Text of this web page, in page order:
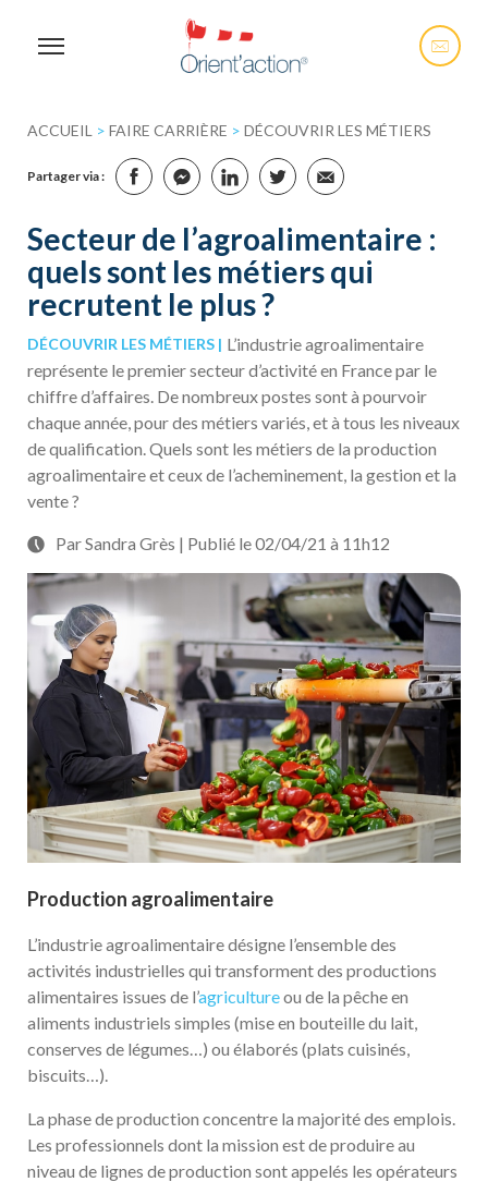
ACCUEIL > FAIRE CARRIÈRE > DÉCOUVRIR LES MÉTIERS
Partager via :
Secteur de l’agroalimentaire :
quels sont les métiers qui
recrutent le plus ?
DÉCOUVRIR LES MÉTIERS
L’industrie agroalimentaire
représente le premier secteur d’activité en France par le
chiffre d’affaires. De nombreux postes sont à pourvoir
chaque année, pour des métiers variés, et à tous les niveaux
de qualification. Quels sont les métiers de la production
agroalimentaire et ceux de l’acheminement, la gestion et la
vente ?
Par Sandra Grès | Publié le 02/04/21 à 11h12
Production agroalimentaire
L’industrie agroalimentaire désigne l’ensemble des
activités industrielles qui transforment des productions
alimentaires issues de l’agricultureou de la pêche en
aliments industriels simples (mise en bouteille du lait,
conserves de légumes…) ou élaborés (plats cuisinés,
biscuits…).
La phase de production concentre la majorité des emplois.
Les professionnels dont la mission est de produire au
niveau de lignes de production sont appelés les opérateurs